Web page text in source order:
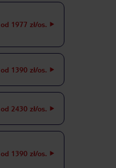
od 1977 zł/os.
od 1390 zł/os.
od 2430 zł/os.
od 1390 zł/os.